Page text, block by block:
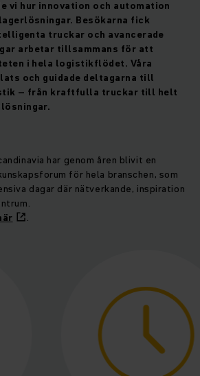
vi hur innovation och automation
Besökarna fick
truckar och avancerade
arbetar tillsammans för att
i hela logistikflödet. Våra
och guidade deltagarna till
– från kraftfulla truckar till helt
har genom åren blivit en
för hela branschen, som
dagar där nätverkande, inspiration
.